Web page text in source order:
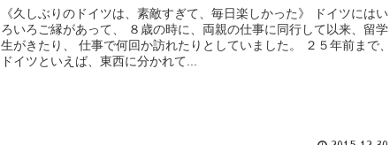
《久しぶりのドイツは、素敵すぎて、毎日楽しかった》 ドイツにはい
ろいろご縁があって、 ８歳の時に、両親の仕事に同行して以来、留学
生がきたり、 仕事で何回か訪れたりとしていました。 ２５年前まで、
ドイツといえば、東西に分かれて...